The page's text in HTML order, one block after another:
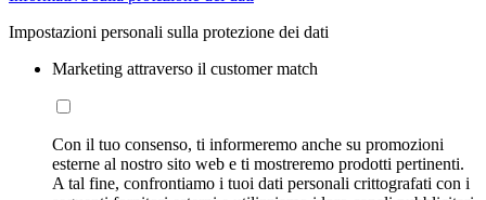
Impostazioni personali sulla protezione dei dati
Marketing attraverso il customer match
Con il tuo consenso, ti informeremo anche su promozioni
esterne al nostro sito web e ti mostreremo prodotti pertinenti.
A tal fine, confrontiamo i tuoi dati personali crittografati con i